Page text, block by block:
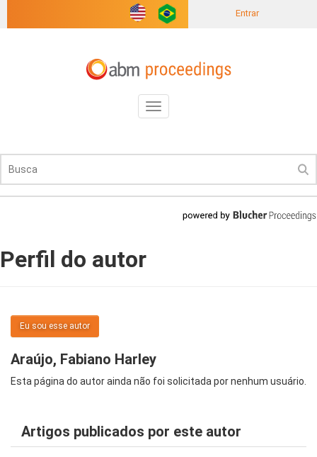
Entrar
Toggle
navigation
Perfil do autor
Eu sou esse autor
Araújo, Fabiano Harley
Esta página do autor ainda não foi solicitada por nenhum usuário.
Artigos publicados por este autor